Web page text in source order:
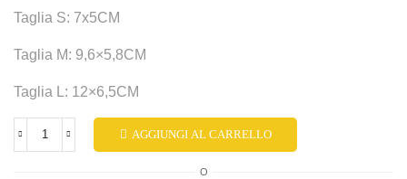
Taglia S: 7x5CM
Taglia M: 9,6×5,8CM
Taglia L: 12×6,5CM
AGGIUNGI AL CARRELLO
O